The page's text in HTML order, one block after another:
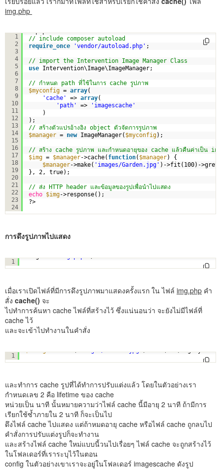
img.php
1
2
3
4
5
6
7
8
9
10
11
12
13
14
15
16
17
18
19
20
21
22
23
24
// include composer autoload
require_once
'vendor/autoload.php' ;
// import the Intervention Image Manager Class
use Intervention\Image\ImageManager;
// กำหนด path ที่ใช้ในการ cache รูปภาพ
$myconfig = array(
'cache'
=> array(
'path'
=>
'imagescache'
)
);
// สร้างตัวแปรอ้างอิง object ตัวจัดการรูปภาพ
$manager = new ImageManager( $myconfig);
// สร้าง cache รูปภาพ และกำหนดอายุของ cache แล้วคืนค่าเป็
$img = $manager->cache( function( $manager) {
$manager->make( 'images/Garden.jpg' )->fit(100)-
}, 2, true);
// ส่ง HTTP header และข้อมูลของรูปเพื่อนำไปแสดง
echo $img->response();
?>
การดึงรูปภาพไปแสดง
1
เมื่อเราเปิดไฟล์ที่มีการดึงรูปภาพมาแสดงครั้งแรก ใน ไฟล์ img.php คำ
สั่ง cache() จะ
ไปทำการค้นหา cache ไฟล์ที่สร้างไว้ ซึ่งแน่นอนว่า จะยังไม่มีไฟล์ที่
cache ไว้
และจะเข้าไปทำงานในคำสั่ง
1
และทำการ cache รูปที่ได้ทำการปรับแต่งแล้ว โดยในตัวอย่างเรา
กำหนดเลข 2 คือ lifetime ของ cache
หน่วยเป็น นาที นั้นหมายความว่าไฟล์ cache นี้มีอายุ 2 นาที ถ้ามีการ
เรียกใช้ซ้ำภายใน 2 นาที ก็จะเป็นไป
ดึงไฟล์ cache ไปแสดง แต่ถ้าหมดอายุ cache หรือไฟล์ cache ถูกลบไป
คำสั่งการปรับแต่งรูปก็จะทำงาน
และสร้างไฟล์ cache ใหม่แบบนี้วนไปเรื่อยๆ ไฟล์ cache จะถูกสร้างไว้
ในโฟลเดอร์ที่เราระบุไว้ในตอน
config ในตัวอย่างเขาเราจะอยู่ในโฟลเดอร์ imagescache ดังรูป